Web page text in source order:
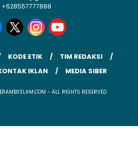
+628557777888
KODE ETIK
TIM REDAKSI
IKLAN MEDIA SIBER
- ALL RIGHTS RESERVED